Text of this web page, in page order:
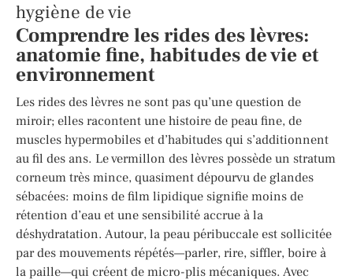
hygiène de vie
Comprendre les rides des lèvres:
anatomie fine, habitudes de vie et
environnement
Les rides des lèvres ne sont pas qu’une question de
miroir; elles racontent une histoire de peau fine, de
muscles hypermobiles et d’habitudes qui s’additionnent
au fil des ans. Le vermillon des lèvres possède un stratum
corneum très mince, quasiment dépourvu de glandes
sébacées: moins de film lipidique signifie moins de
rétention d’eau et une sensibilité accrue à la
déshydratation. Autour, la peau péribuccale est sollicitée
par des mouvements répétés—parler, rire, siffler, boire à
la paille—qui créent de micro-plis mécaniques. Avec